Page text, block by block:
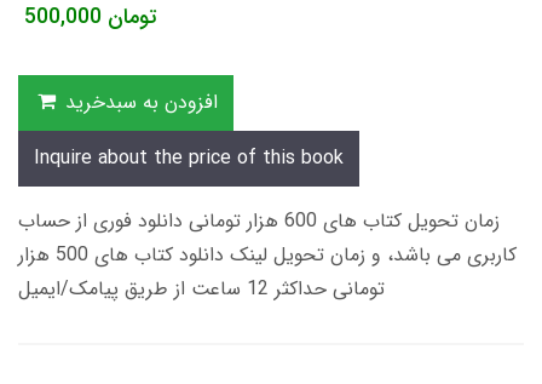
500,000 تومان
افزودن به سبدخرید
Inquire about the price of this book
زمان تحویل کتاب های 600 هزار تومانی دانلود فوری از حساب
کاربری می باشد، و زمان تحویل لینک دانلود کتاب های 500 هزار
تومانی حداکثر 12 ساعت از طریق پیامک/ایمیل